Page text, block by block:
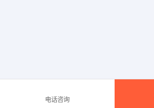
电话咨询